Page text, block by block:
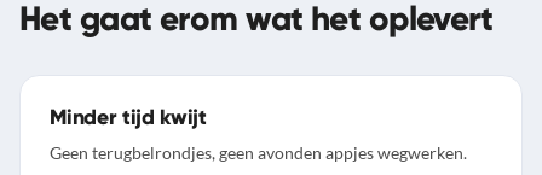
Het gaat erom wat het oplevert
Minder tijd kwijt
Geen terugbelrondjes, geen avonden appjes wegwerken.